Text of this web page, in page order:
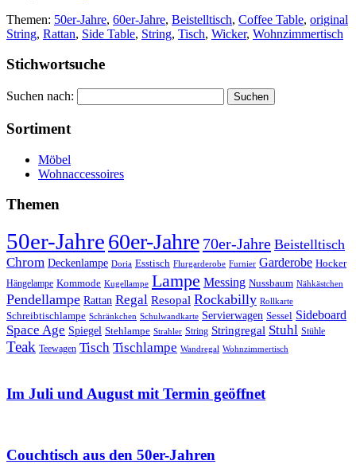
Themen: 50er-Jahre, 60er-Jahre, Beistelltisch, Coffee Table, original
String, Rattan, Side Table, String, Tisch, Wicker, Wohnzimmertisch
Stichwortsuche
Suchen nach:
Sortiment
Möbel
Wohnaccessoires
Themen
50er-Jahre60er-Jahre 70er-Jahre Beistelltisch
Chrom Deckenlampe Doria Esstisch Flurgarderobe Furnier Garderobe Hocker
Hängelampe Kommode Kugellampe Lampe Messing Nussbaum Nähkästchen
Pendellampe Rattan Regal Resopal Rockabilly Rollkarte
Schreibtischlampe Schränkchen Schulwandkarte Servierwagen Sessel Sideboard
Space Age Spiegel Stehlampe Strahler String Stringregal Stuhl Stühle
Teak Teewagen Tisch Tischlampe Wandregal Wohnzimmertisch
Im Juli und August mit Termin geöffnet
Couchtisch aus den 50er-Jahren